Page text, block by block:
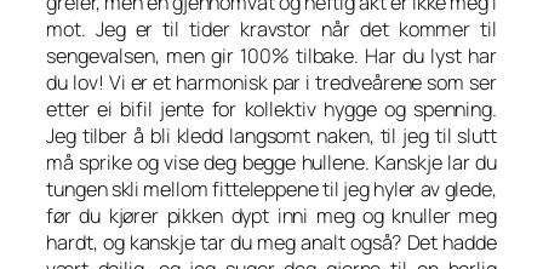
mot. Jeg er til tider kravstor når det kommer til
sengevalsen, men gir 100% tilbake. Har du lyst har
du lov! Vi er et harmonisk par i tredveårene som ser
etter ei bifil jente for kollektiv hygge og spenning.
Jeg tilber å bli kledd langsomt naken, til jeg til slutt
må sprike og vise deg begge hullene. Kanskje lar du
tungen skli mellom fitteleppene til jeg hyler av glede,
før du kjører pikken dypt inni meg og knuller meg
hardt, og kanskje tar du meg analt også? Det hadde